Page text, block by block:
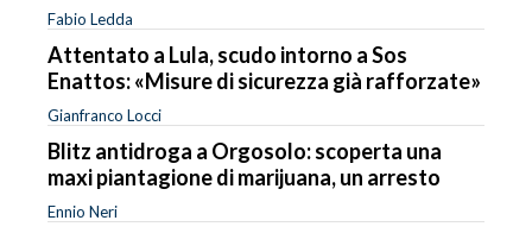
Fabio Ledda
Attentato a Lula, scudo intorno a Sos
Enattos: «Misure di sicurezza già rafforzate»
Gianfranco Locci
Blitz antidroga a Orgosolo: scoperta una
maxi piantagione di marijuana, un arresto
Ennio Neri